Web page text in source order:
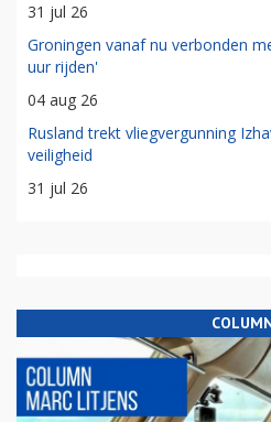
31 jul 26
Groningen vanaf nu verbonden
uur rijden'
04 aug 26
Rusland trekt vliegvergunning
veiligheid
31 jul 26